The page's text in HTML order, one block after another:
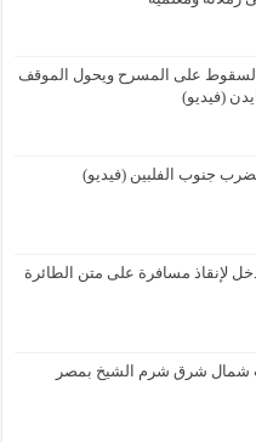
على المسرح ويحول الموقف
(فيديو)
لإنقاذ مسافرة على متن الطائرة